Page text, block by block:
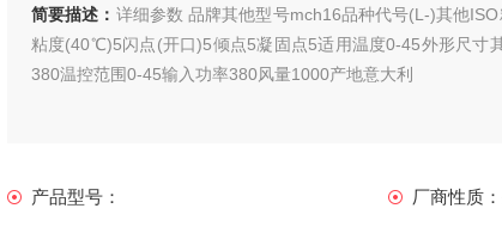
简要描述： 详细参数 品牌其他型号mch16品种代号(L-)其他
粘度(40℃)5闪点(开口)5倾点5凝固点5适用温度0-45外形尺寸
380温控范围0-45输入功率380风量1000产地意大利
产品型号： 厂商性质：